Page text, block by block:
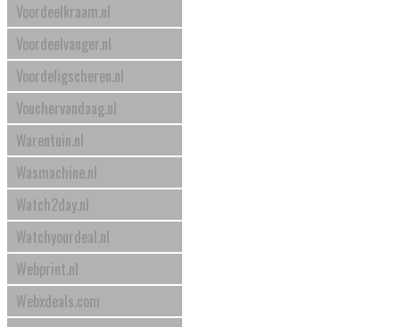
Voordeelkraam.nl
Voordeelvanger.nl
Voordeligscheren.nl
Vouchervandaag.nl
Warentuin.nl
Wasmachine.nl
Watch2day.nl
Watchyourdeal.nl
Webprint.nl
Webxdeals.com